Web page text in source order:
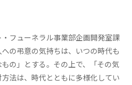
フューネラル事業部企画開発室課
の弔意の気持ちは、いつの時代も
の」とする。その上で、「その気
法は、時代とともに多様化してい